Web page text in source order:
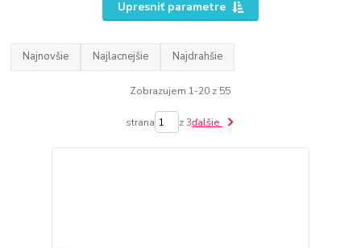
Upresniť parametre
Najnovšie Najlacnejšie Najdrahšie
Zobrazujem 1-20 z 55
strana z 3ďalšie